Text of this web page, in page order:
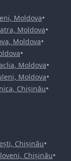
Moldova•
Moldova•
Moldova•
•
Moldova•
Moldova•
Chișinău•
Chișinău•
Chișinău•